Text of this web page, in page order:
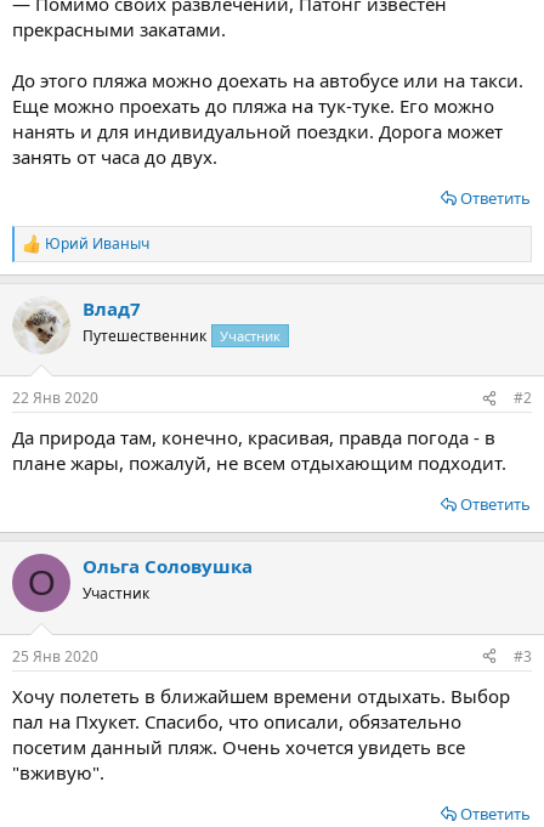
прекрасными закатами.
До этого пляжа можно доехать на автобусе или на такси.
Еще можно проехать до пляжа на тук-туке. Его можно
нанять и для индивидуальной поездки. Дорога может
занять от часа до двух.
Ответить
Р
е
к
ц
и
Юрий Иваныч
Влад7
Путешественник Участник
22 Янв 2020 #2
Да природа там, конечно, красивая, правда погода - в
плане жары, пожалуй, не всем отдыхающим подходит.
Ответить
О Ольга Соловушка
Участник
25 Янв 2020 #3
Хочу полететь в ближайшем времени отдыхать. Выбор
пал на Пхукет. Спасибо, что описали, обязательно
посетим данный пляж. Очень хочется увидеть все
"вживую".
Ответить